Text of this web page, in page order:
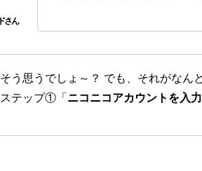
そう思うでしょ～？ でも、それがなん
ステップ①「 ニコニコアカウントを入力